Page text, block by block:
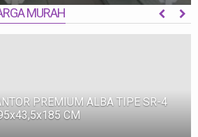
MURAH MORE
GUDANG PABRIK MEDIUM DUTY
BIRU, UKURAN 150x100x200 CM
11-12